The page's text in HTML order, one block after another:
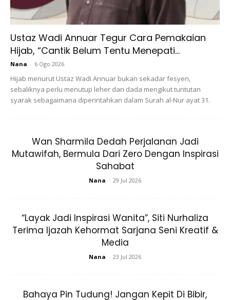
Ads
airnya sahaja)
Ustaz Wadi Annuar Tegur Cara Pemakaian
Hijab, “Cantik Belum Tentu Menepati...
Nana - 6 Ogo 2026
Hijab menurut Ustaz Wadi Annuar bukan sekadar fesyen,
sebaliknya perlu menutup leher dan dada mengikut tuntutan
syarak sebagaimana diperintahkan dalam Surah al-Nur ayat 31.
Wan Sharmila Dedah Perjalanan Jadi
Mutawifah, Bermula Dari Zero Dengan Inspirasi
Sahabat
Nana - 29 Jul 2026
“Layak Jadi Inspirasi Wanita”, Siti Nurhaliza
Terima Ijazah Kehormat Sarjana Seni Kreatif &
Media
Nana - 23 Jul 2026
Bahaya Pin Tudung! Jangan Kepit Di Bibir,